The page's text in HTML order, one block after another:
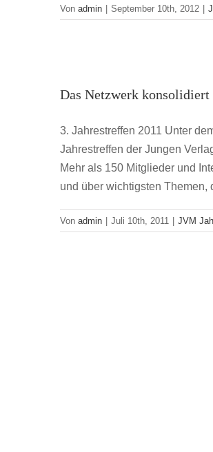
Von admin September 10th, 2012
Das Netzwerk konsolidiert
3. Jahrestreffen 2011 Unter
Jahrestreffen der Jungen
Mehr als 150 Mitglieder und
und über wichtigsten Themen,
Von admin Juli 10th, 2011 JVM